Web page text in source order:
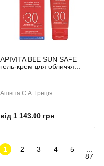
APIVITA BEE SUN SAFE
гель-крем для обличчя...
Апівіта С.А. Греція
від 1 143.00 грн
1 2 3 4 5
87